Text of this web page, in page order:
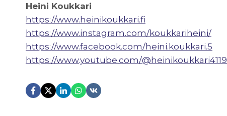
Heini Koukkari
https://www.heinikoukkari.fi
https://www.instagram.com/koukkariheini/
https://www.facebook.com/heini.koukkari.5
https://www.youtube.com/@heinikoukkari4119